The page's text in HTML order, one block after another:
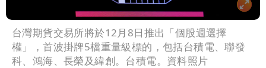
台灣期貨交易所將於12月8日推出「個股週選擇
權」，首波掛牌5檔重量級標的，包括台積電、聯發
科、鴻海、長榮及緯創。台積電。資料照片